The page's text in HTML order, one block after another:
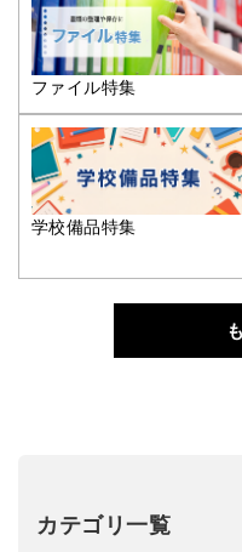
ファイル特集
学校備品特集
カテゴリ一覧